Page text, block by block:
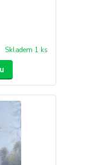
Skladem 1 ks